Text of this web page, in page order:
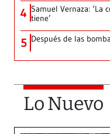
4 Samuel Vernaza: ‘La
tiene’
5 Después de las
Lo Nuevo